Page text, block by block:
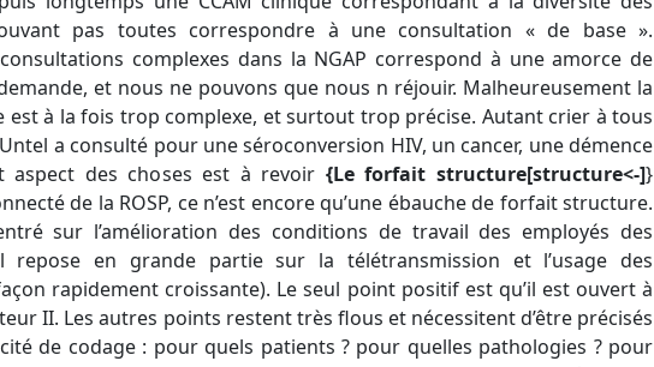
pas toutes correspondre à une consultation « de base ».
consultations complexes dans la NGAP correspond à une amorce de
et nous ne pouvons que nous n réjouir. Malheureusement la
est à la fois trop complexe, et surtout trop précise. Autant crier à tous
a consulté pour une séroconversion HIV, un cancer, une démence
aspect des choses est à revoir {Le forfait structure[structure<-]}
de la ROSP, ce n’est encore qu’une ébauche de forfait structure.
sur l’amélioration des conditions de travail des employés des
repose en grande partie sur la télétransmission et l’usage des
rapidement croissante). Le seul point positif est qu’il est ouvert à
II. Les autres points restent très flous et nécessitent d’être précisés
de codage : pour quels patients ? pour quelles pathologies ? pour